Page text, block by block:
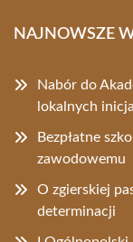
NAJNOWSZE
Nabór do
lokalnych
Bezpłatne
zawodowemu
O zgierskiej
determinacji